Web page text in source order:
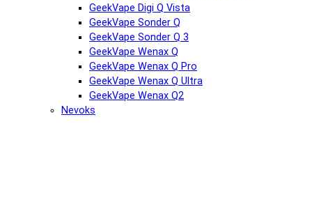
GeekVape Digi Q Vista
GeekVape Sonder Q
GeekVape Sonder Q 3
GeekVape Wenax Q
GeekVape Wenax Q Pro
GeekVape Wenax Q Ultra
GeekVape Wenax Q2
Nevoks